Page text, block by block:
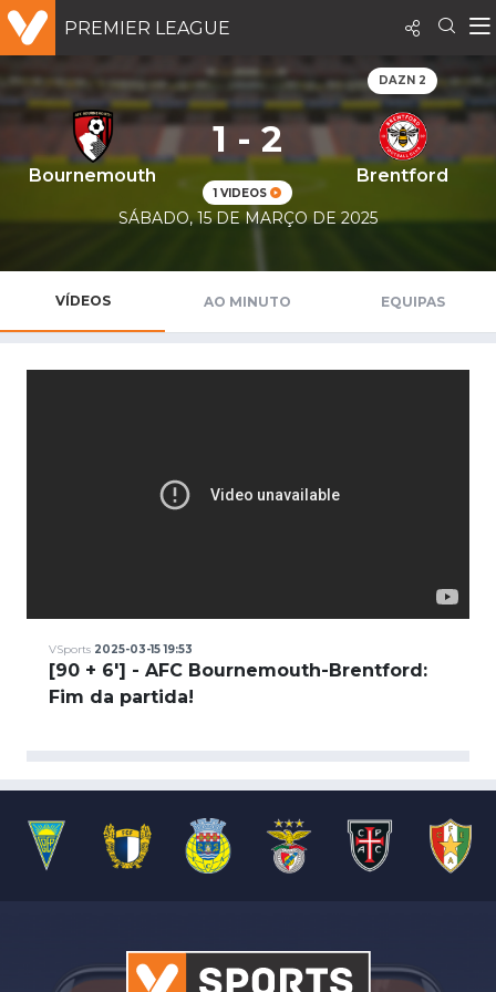
PREMIER LEAGUE
DAZN 2
Bournemouth
1 - 2
1 VIDEOS
Brentford
SÁBADO, 15 DE MARÇO DE 2025
VÍDEOS AO MINUTO EQUIPAS
VSports 2025-03-15 19:53
[90 + 6'] - AFC Bournemouth-Brentford:
Fim da partida!